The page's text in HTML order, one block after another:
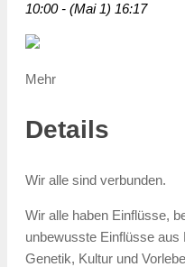
10:00 - (Mai 1) 16:17
Mehr
Details
Wir alle sind verbunden.
Wir alle haben Einflüsse,
unbewusste Einflüsse aus
Genetik, Kultur und